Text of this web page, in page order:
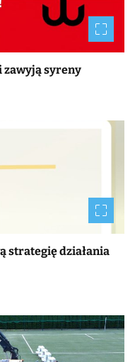
zawyją syreny
strategię działania